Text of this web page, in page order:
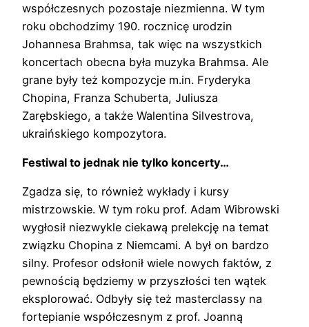
współczesnych pozostaje niezmienna. W tym
roku obchodzimy 190. rocznicę urodzin
Johannesa Brahmsa, tak więc na wszystkich
koncertach obecna była muzyka Brahmsa. Ale
grane były też kompozycje m.in. Fryderyka
Chopina, Franza Schuberta, Juliusza
Zarębskiego, a także Walentina Silvestrova,
ukraińskiego kompozytora.
Festiwal to jednak nie tylko koncerty…
Zgadza się, to również wykłady i kursy
mistrzowskie. W tym roku prof. Adam Wibrowski
wygłosił niezwykle ciekawą prelekcję na temat
związku Chopina z Niemcami. A był on bardzo
silny. Profesor odsłonił wiele nowych faktów, z
pewnością będziemy w przyszłości ten wątek
eksplorować. Odbyły się też masterclassy na
fortepianie współczesnym z prof. Joanną